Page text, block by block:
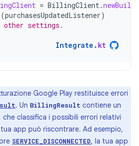
= BillingClient.
(purchasesUpdatedListener)
other settings.
Integrate . kt
Google Play restituisce errori
. Un BillingResult contiene un
, che classifica i possibili errori relativi
app può riscontrare. Ad esempio,
SERVICE_DISCONNECTED, la tua app